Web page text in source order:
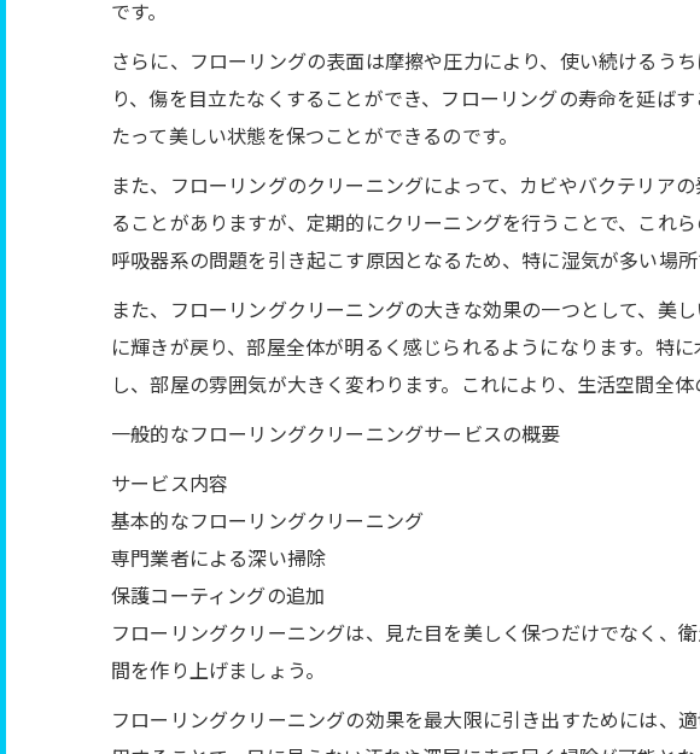
です。
さらに、フローリングの表面は摩擦や圧力により、使い続けるう
り、傷を目立たなくすることができ、フローリングの寿命を延ば
たって美しい状態を保つことができるのです。
また、フローリングのクリーニングによって、カビやバクテリア
ることがありますが、定期的にクリーニングを行うことで、これ
呼吸器系の問題を引き起こす原因となるため、特に湿気が多い場
また、フローリングクリーニングの大きな効果の一つとして、美
に輝きが戻り、部屋全体が明るく感じられるようになります。特
し、部屋の雰囲気が大きく変わります。これにより、生活空間全
一般的なフローリングクリーニングサービスの概要
サービス内容
基本的なフローリングクリーニング
専門業者による深い掃除
保護コーティングの追加
フローリングクリーニングは、見た目を美しく保つだけでなく、
間を作り上げましょう。
フローリングクリーニングの効果を最大限に引き出すためには、